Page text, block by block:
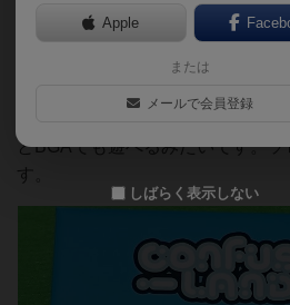
で入手。Honu Gamesさんの和訳
い。
18枚のカードから手番ごとに自
がら、ちょっと変わった浮遊島
とBGAでも遊べるみたいです。
す。
Apple
または
メールで会員登録
しばらく表示しない